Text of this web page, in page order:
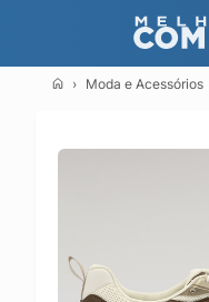
Moda e Acessórios